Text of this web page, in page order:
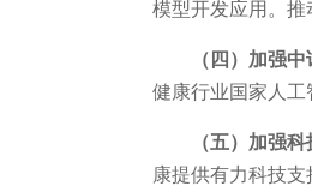
模型开发应用。
（四）加强
健康行业国家人
（五）加强
康提供有力科技